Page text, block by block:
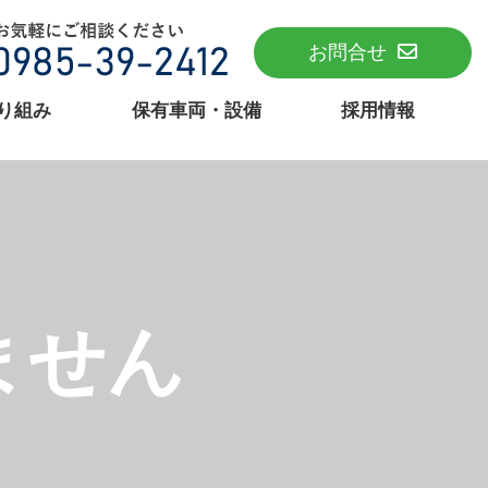
お問合せ
組み 保有車両・設備 採用情報
せん